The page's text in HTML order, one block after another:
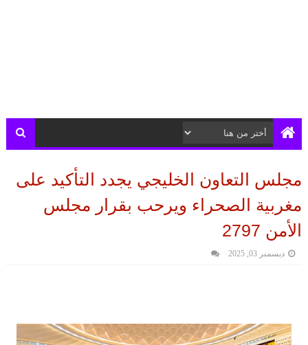
مجلس التعاون الخليجي يجدد التأكيد على
مغربية الصحراء ويرحب بقرار مجلس
الأمن 2797
ديسمبر 03, 2025